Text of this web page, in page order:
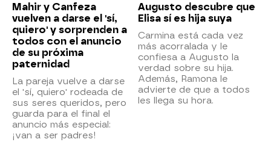
Mahir y Canfeza
vuelven a darse el 'sí,
quiero' y sorprenden a
todos con el anuncio
de su próxima
paternidad
La pareja vuelve a darse
el 'sí, quiero' rodeada de
sus seres queridos, pero
guarda para el final el
anuncio más especial:
¡van a ser padres!
Augusto descubre que
Elisa sí es hija suya
Carmina está cada vez
más acorralada y le
confiesa a Augusto la
verdad sobre su hija.
Además, Ramona le
advierte de que a todos
les llega su hora.